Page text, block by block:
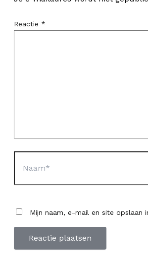
Reactie *
Mijn naam, e-mail en site opslaan